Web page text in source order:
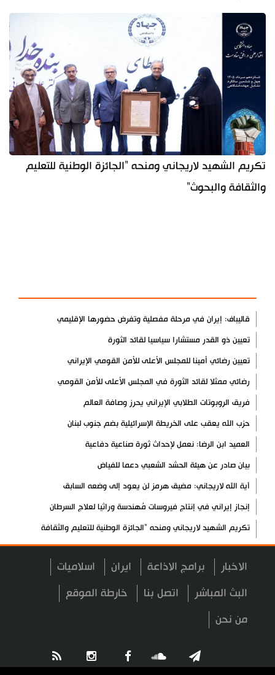
تكريم الشهيد لاريجاني ومنحه "الجائزة الوطنية للتعليم
والثقافة والبحوث"
قاليباف: إيران في مرحلة مفصلية وتفرض حضورها الإقليمي
تعيين ذو القدر مستشارا سياسيا لقائد الثورة
تعيين رضائي أمينا للمجلس الأعلى للأمن القومي الإيراني
رضائي ممثلا لقائد الثورة في المجلس الأعلى للأمن القومي
فريق الروبوتات الطلابي الإيراني يحرز وصافة العالم
حزب الله يعقب على الخريطة الإسرائيلية بضم جنوب لبنان
العميد ابن الرضا: نعمل لإحداث ثورة صناعية دفاعية
بيان صادر عن هيئة الحشد الشعبي دعما للفياض
آية الله لاريجاني: مضيق هرمز لن يعود إلى وضعه السابق
إنجاز إيراني في إنتاج فيروسات مُهندسة وراثيا لعلاج السرطان
تكريم الشهيد لاريجاني ومنحه "الجائزة الوطنية للتعليم والثقافة
والبحوث"
آخر مستجدات الإبادة الجماعية في غزة
"حماس": نتمسك بالاتفاق مع الوسطاء والأولوية للتنفيذ
"روس آتوم": عودة 5 خبراء روس إلى محطة بوشهر النووية
تعرف على أسباب تسارع شيخوخة القلب
مفتي عُمان يدعو إلى نبذ الفتن ووحدة الصف بين المسلمين
الاخبار برامج الاذاعة ايران اسلاميات
البث المباشر اتصل بنا خارطة الموقع
من نحن